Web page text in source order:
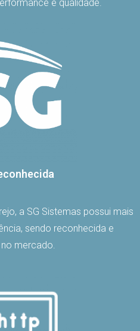
e qualidade.
a SG Sistemas possui mais
sendo reconhecida e
mercado.